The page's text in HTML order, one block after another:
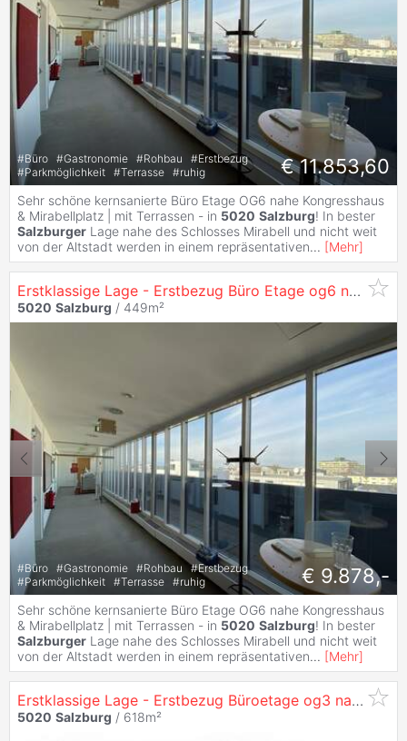
#Büro #Gastronomie #Rohbau #Erstbezug
#Parkmöglichkeit #Terrasse #ruhig € 11.853,60
Sehr schöne kernsanierte Büro Etage OG6 nahe Kongresshaus
& Mirabellplatz | mit Terrassen - in 5020 Salzburg! In bester
Salzburger Lage nahe des Schlosses Mirabell und nicht weit
von der Altstadt werden in einem repräsentativen... [Mehr]
Erstklassige Lage - Erstbezug Büro Etage og6 nach Sanierung in
5020 Salzburg / 449m²
#Büro #Gastronomie #Rohbau #Erstbezug
#Parkmöglichkeit #Terrasse #ruhig € 9.878,-
Sehr schöne kernsanierte Büro Etage OG6 nahe Kongresshaus
& Mirabellplatz | mit Terrassen - in 5020 Salzburg! In bester
Salzburger Lage nahe des Schlosses Mirabell und nicht weit
von der Altstadt werden in einem repräsentativen... [Mehr]
Erstklassige Lage - Erstbezug Büroetage og3 nach Sanierung in
5020 Salzburg / 618m²